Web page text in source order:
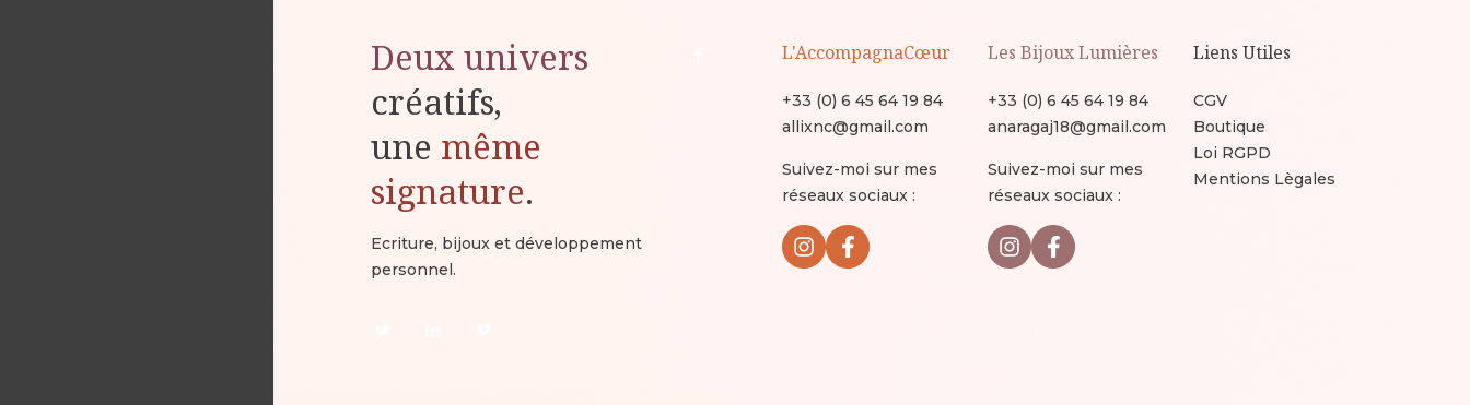
Deux univers
créatifs,
une même
signature.
Ecriture, bijoux et développement
personnel.
L'AccompagnaCœur
+33 (0) 6 45 64 19 84
allixnc@gmail.com
Suivez-moi sur mes
réseaux sociaux :
Les Bijoux Lumières
+33 (0) 6 45 64 19 84
anaragaj18@gmail.com
Suivez-moi sur mes
réseaux sociaux :
Liens Utiles
CGV
Boutique
Loi RGPD
Mentions Lègales